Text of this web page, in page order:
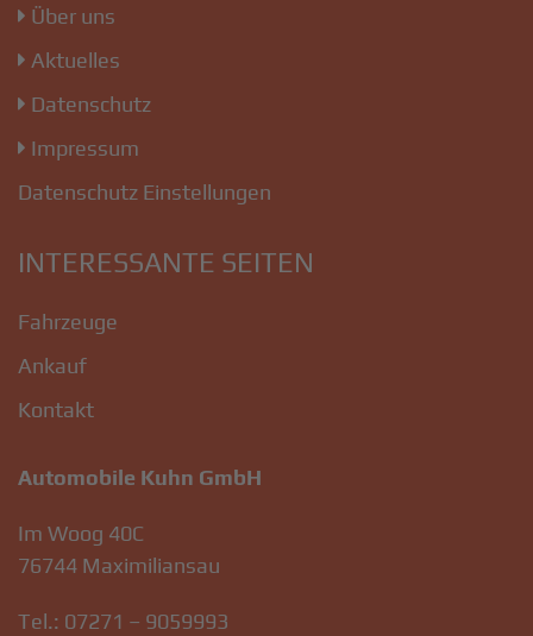
Über uns
Aktuelles
Datenschutz
Impressum
Datenschutz Einstellungen
INTERESSANTE SEITEN
Fahrzeuge
Ankauf
Kontakt
Automobile Kuhn GmbH
Im Woog 40C
76744 Maximiliansau
Tel.: 07271 – 9059993